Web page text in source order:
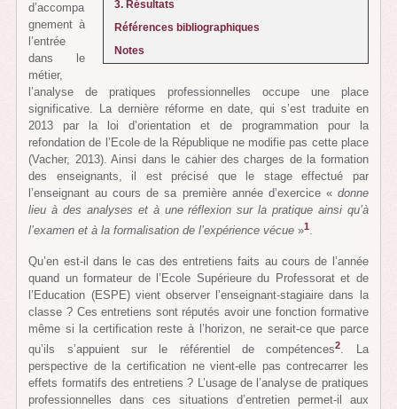
3. Résultats
Références bibliographiques
Notes
d’accompa
gnement à
l’entrée
dans le
métier,
l’analyse de pratiques professionnelles occupe une place
significative. La dernière réforme en date, qui s’est traduite en
2013 par la loi d’orientation et de programmation pour la
refondation de l’Ecole de la République ne modifie pas cette place
(Vacher, 2013). Ainsi dans le cahier des charges de la formation
des enseignants, il est précisé que le stage effectué par
l’enseignant au cours de sa première année d’exercice « donne
lieu à des analyses et à une réflexion sur la pratique ainsi qu’à
l’examen et à la formalisation de l’expérience vécue»1.
Qu’en est-il dans le cas des entretiens faits au cours de l’année
quand un formateur de l’Ecole Supérieure du Professorat et de
l’Education (ESPE) vient observer l’enseignant-stagiaire dans la
classe ? Ces entretiens sont réputés avoir une fonction formative
même si la certification reste à l’horizon, ne serait-ce que parce
qu’ils s’appuient sur le référentiel de compétences2. La
perspective de la certification ne vient-elle pas contrecarrer les
effets formatifs des entretiens ? L’usage de l’analyse de pratiques
professionnelles dans ces situations d’entretien permet-il aux